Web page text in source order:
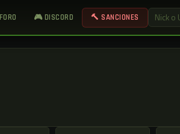
🎮 DISCORD 🔨 SANCIONES